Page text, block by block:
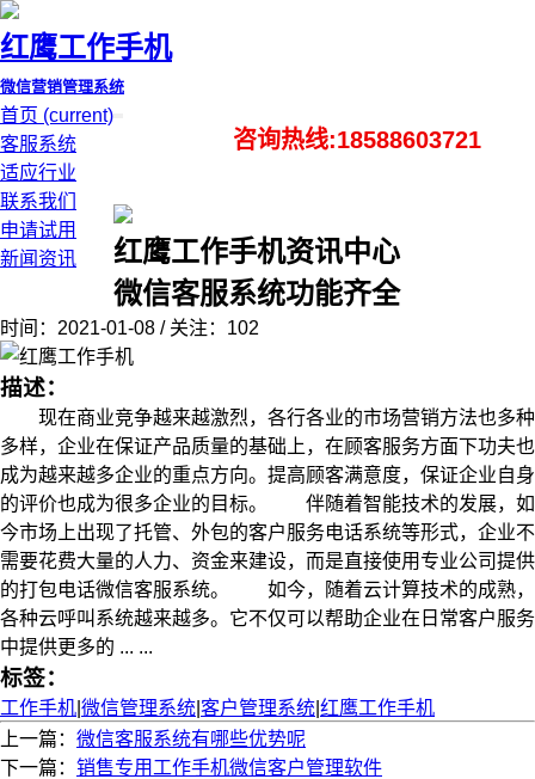
红鹰工作手机
微信营销管理系统
首页 (current)
客服系统
适应行业
联系我们
申请试用
新闻资讯
咨询热线:18588603721
红鹰工作手机资讯中心
微信客服系统功能齐全
时间：2021-01-08 / 关注：102
描述：
现在商业竞争越来越激烈，各行各业的市场营销方法也多种
多样，企业在保证产品质量的基础上，在顾客服务方面下功夫也
成为越来越多企业的重点方向。提高顾客满意度，保证企业自身
的评价也成为很多企业的目标。 伴随着智能技术的发展，如
今市场上出现了托管、外包的客户服务电话系统等形式，企业不
需要花费大量的人力、资金来建设，而是直接使用专业公司提供
的打包电话微信客服系统。 如今，随着云计算技术的成熟，
各种云呼叫系统越来越多。它不仅可以帮助企业在日常客户服务
中提供更多的 ... ...
标签：
工作手机 微信管理系统 客户管理系统 红鹰工作手机
上一篇： 微信客服系统有哪些优势呢
下一篇： 销售专用工作手机微信客户管理软件